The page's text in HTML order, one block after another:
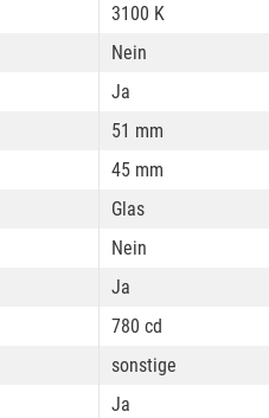
3100 K
Nein
Ja
51 mm
45 mm
Glas
Nein
Ja
780 cd
sonstige
Ja